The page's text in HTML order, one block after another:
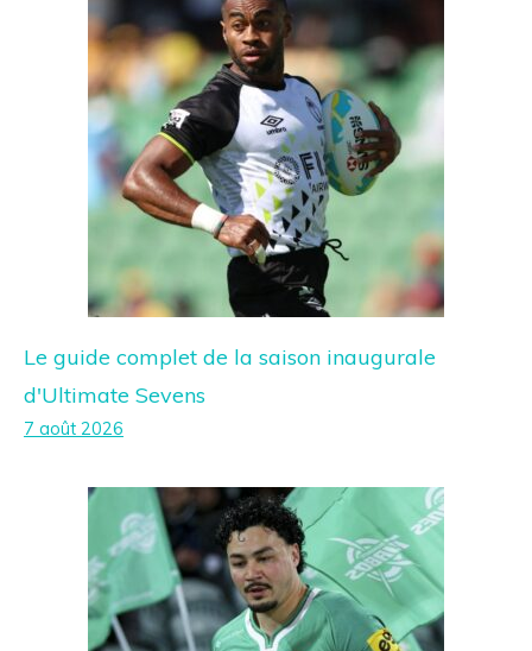
Le guide complet de la saison inaugurale
d'Ultimate Sevens
7 août 2026